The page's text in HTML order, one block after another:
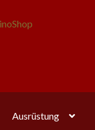
Ausrüstung